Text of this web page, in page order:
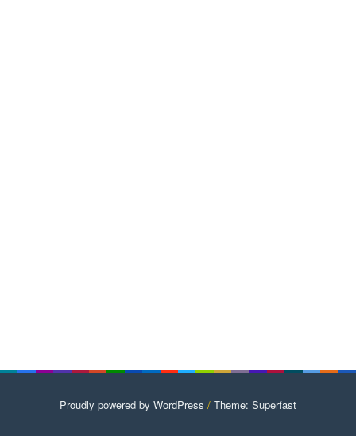
Proudly powered by WordPress / Theme: Superfast